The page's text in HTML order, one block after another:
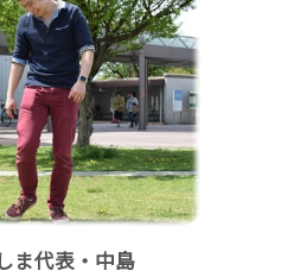
ま代表・中島